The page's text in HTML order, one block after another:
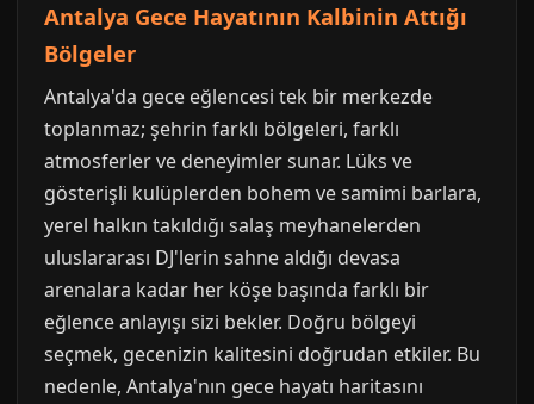
Antalya Gece Hayatının Kalbinin Attığı
Bölgeler
Antalya'da gece eğlencesi tek bir merkezde
toplanmaz; şehrin farklı bölgeleri, farklı
atmosferler ve deneyimler sunar. Lüks ve
gösterişli kulüplerden bohem ve samimi barlara,
yerel halkın takıldığı salaş meyhanelerden
uluslararası DJ'lerin sahne aldığı devasa
arenalara kadar her köşe başında farklı bir
eğlence anlayışı sizi bekler. Doğru bölgeyi
seçmek, gecenizin kalitesini doğrudan etkiler. Bu
nedenle, Antalya'nın gece hayatı haritasını